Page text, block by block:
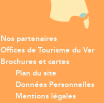
Nos partenaires
Offices de Tourisme du Var
Brochures et cartes
Plan du site
Données Personnelles
Mentions légales